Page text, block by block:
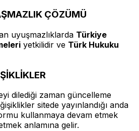
ÇÖZÜMÜ
uyuşmazlıklarda Türkiye
yetkilidir ve Türk Hukuku
dilediği zaman güncelleme
sitede yayınlandığı anda
kullanmaya devam etmek
anlamına gelir.